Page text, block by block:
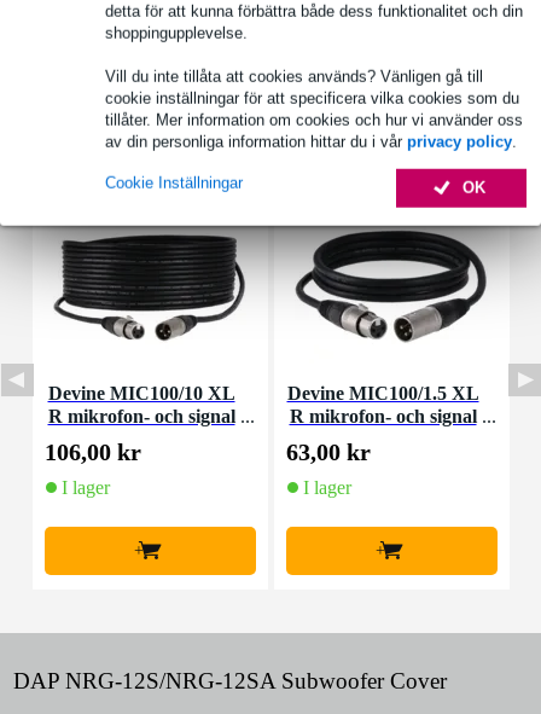
detta för att kunna förbättra både dess funktionalitet och din
shoppingupplevelse.
Vill du inte tillåta att cookies används? Vänligen gå till
cookie inställningar för att specificera vilka cookies som du
tillåter. Mer information om cookies och hur vi använder oss
av din personliga information hittar du i vår privacy policy.
OK
Cookie Inställningar
material: 5 mm tjockt, vattenavvisande Codura
Tillbehör (22)
Devine MIC100/10 XL
R mikrofon- och signal
kabel 10 meter
106,00 kr
I lager
+
Devine MIC100/1.5 XL
R mikrofon- och signal
kabel 1,5 meter
63,00 kr
I lager
+
DAP NRG-12S/NRG-12SA Subwoofer Cover